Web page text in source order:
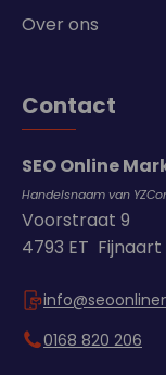
Over ons
Contact
SEO Online
Handelsnaam van
Voorstraat 9
4793 ET Fijnaart
0168 820 206